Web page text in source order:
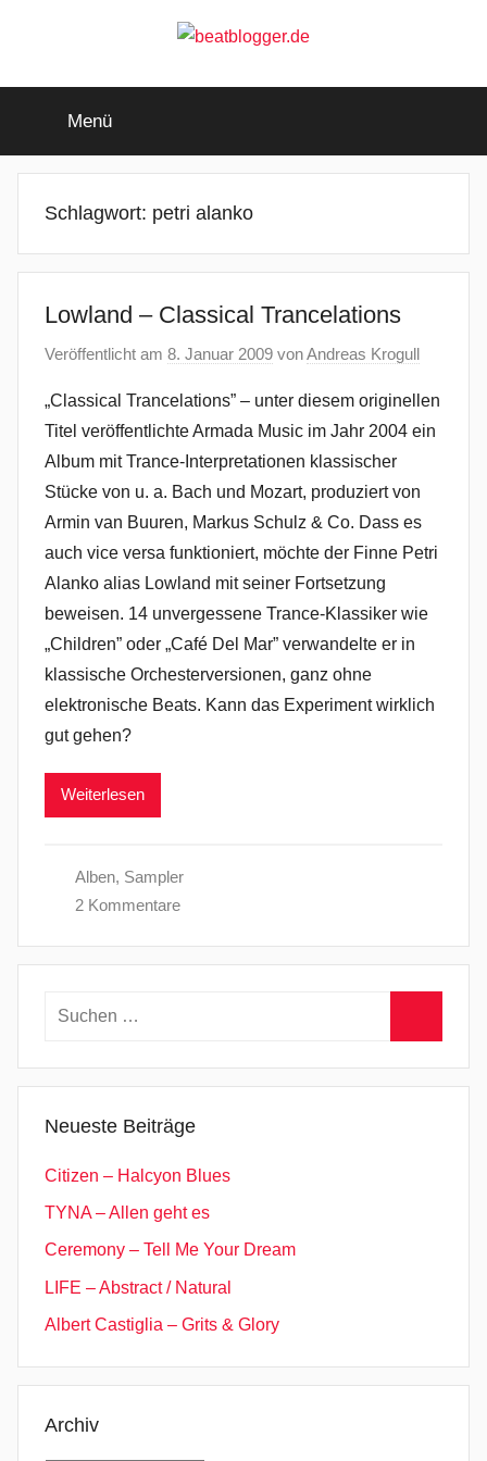
beatblogger.de
beat
goes
Menü
Schlagwort: petri alanko
Lowland – Classical Trancelations
Veröffentlicht am 8. Januar 2009 vonAndreas Krogull
„Classical Trancelations” – unter diesem originellen
Titel veröffentlichte Armada Music im Jahr 2004 ein
Album mit Trance-Interpretationen klassischer
Stücke von u. a. Bach und Mozart, produziert von
Armin van Buuren, Markus Schulz & Co. Dass es
auch vice versa funktioniert, möchte der Finne Petri
Alanko alias Lowland mit seiner Fortsetzung
beweisen. 14 unvergessene Trance-Klassiker wie
„Children” oder „Café Del Mar” verwandelte er in
klassische Orchesterversionen, ganz ohne
elektronische Beats. Kann das Experiment wirklich
gut gehen?
Weiterlesen
Alben, Sampler
2 Kommentare
Suchen
Neueste Beiträge
Citizen – Halcyon Blues
TYNA – Allen geht es
Ceremony – Tell Me Your Dream
LIFE – Abstract / Natural
Albert Castiglia – Grits & Glory
Archiv